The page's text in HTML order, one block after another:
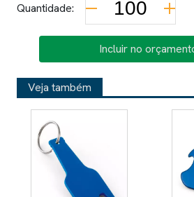
Quantidade:
Incluir no
Veja também